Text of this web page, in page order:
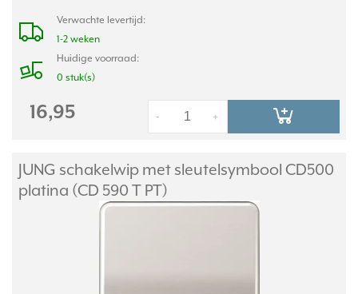
Verwachte levertijd:
1-2 weken
Huidige voorraad:
0 stuk(s)
16,95 +
-
JUNG schakelwip met sleutelsymbool CD500
platina (CD 590 T PT)